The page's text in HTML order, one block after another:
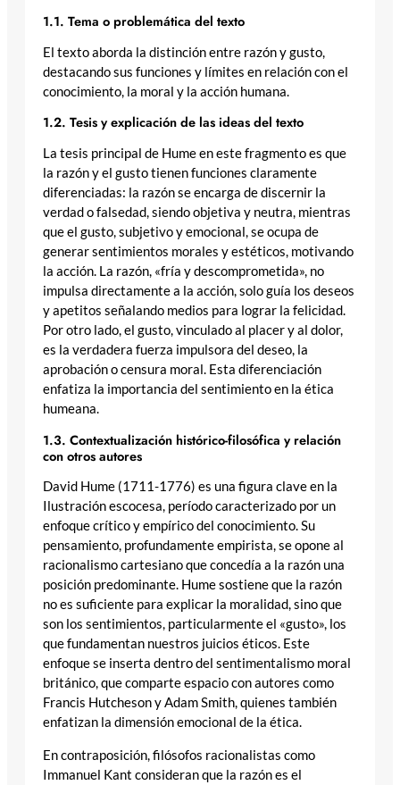
1.1. Tema o problemática del texto
El texto aborda la distinción entre razón y gusto,
destacando sus funciones y límites en relación con el
conocimiento, la moral y la acción humana.
1.2. Tesis y explicación de las ideas del texto
La tesis principal de Hume en este fragmento es que
la razón y el gusto tienen funciones claramente
diferenciadas: la razón se encarga de discernir la
verdad o falsedad, siendo objetiva y neutra, mientras
que el gusto, subjetivo y emocional, se ocupa de
generar sentimientos morales y estéticos, motivando
la acción. La razón, «fría y descomprometida», no
impulsa directamente a la acción, solo guía los deseos
y apetitos señalando medios para lograr la felicidad.
Por otro lado, el gusto, vinculado al placer y al dolor,
es la verdadera fuerza impulsora del deseo, la
aprobación o censura moral. Esta diferenciación
enfatiza la importancia del sentimiento en la ética
humeana.
1.3. Contextualización histórico-filosófica y relación
con otros autores
David Hume (1711-1776) es una figura clave en la
Ilustración escocesa, período caracterizado por un
enfoque crítico y empírico del conocimiento. Su
pensamiento, profundamente empirista, se opone al
racionalismo cartesiano que concedía a la razón una
posición predominante. Hume sostiene que la razón
no es suficiente para explicar la moralidad, sino que
son los sentimientos, particularmente el «gusto», los
que fundamentan nuestros juicios éticos. Este
enfoque se inserta dentro del sentimentalismo moral
británico, que comparte espacio con autores como
Francis Hutcheson y Adam Smith, quienes también
enfatizan la dimensión emocional de la ética.
En contraposición, filósofos racionalistas como
Immanuel Kant consideran que la razón es el